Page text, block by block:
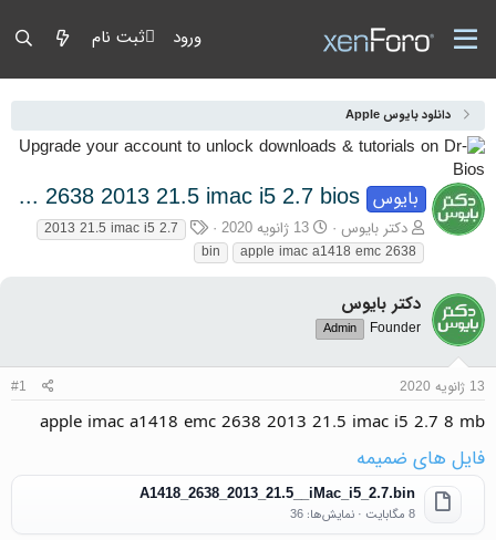
ورود ثبت نام
دانلود بایوس Apple
بایوس apple imac a1418 emc 2638 2013 21.5 imac i5 2.7 bios
آغازگر گفتمان
دکتر بایوس تاریخ شروع
13 ژانویه 2020 برچسب‌ها
2013 21.5 imac i5 2.7
apple imac a1418 emc 2638
bin
دکتر بایوس
Founder
Admin
13 ژانویه 2020 #1
apple imac a1418 emc 2638 2013 21.5 imac i5 2.7 8 mb
فایل های ضمیمه
A1418_2638_2013_21.5__iMac_i5_2.7.bin
8 مگابایت · نمایش‌ها: 36